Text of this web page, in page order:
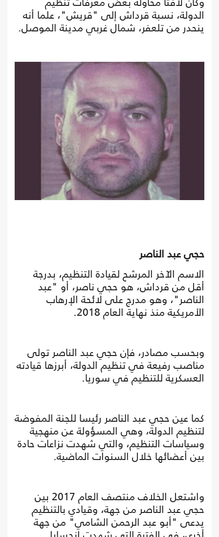
الدولة، نسبة قرداش إلى "قريش"، علما أنه
ينحدر من تلعفر، شمال غربي مدينة الموصل.
حجي عبد الناصر
الاسم الآخر المرشح لقيادة التنظيم، بدرجة
أقل من قرداش، هو حجي ناصر، أو "عبد
الناصر"، وهو مدرج على لائحة الإرهاب
الأمريكية منذ نهاية العام 2018.
وبحسب مصادر، فإن حجي عبد الناصر تولى
مناصب رفيعة في تنظيم الدولة، أبرزها قيادته
العسكرية للتنظيم في سوريا.
كما عين حجي عبد الناصر رئيسا للجنة المفوضة
لتنظيم الدولة، وهي المسؤولة عن منهجية
وسياسات التنظيم، والتي شهدت نزاعات حادة
بين أعضائها خلال السنوات الماضية.
واشتعل الخلاف منتصف العام 2017 بين
حجي عبد الناصر من جهة، وقيادي بالتنظيم
يدعى "أبو عبد الرحمن الشامي" من جهة